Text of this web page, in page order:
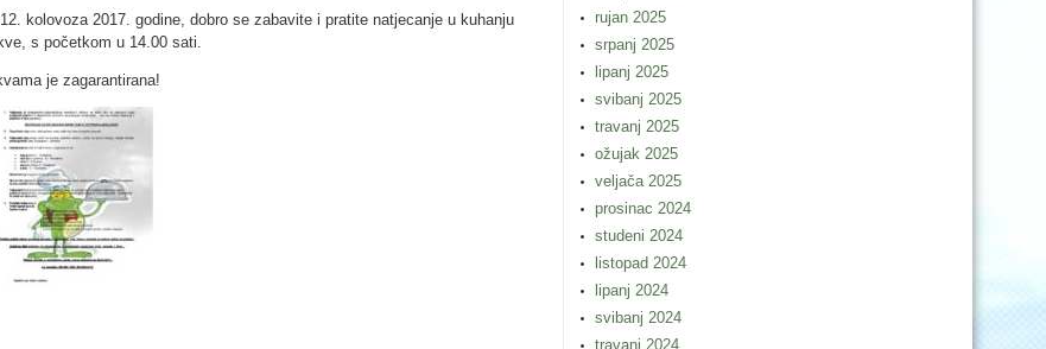
kolovoza 2017. godine, dobro se zabavite i pratite natjecanje u kuhanju
s početkom u 14.00 sati.
je zagarantirana!
rujan 2025
srpanj 2025
lipanj 2025
svibanj 2025
travanj 2025
ožujak 2025
veljača 2025
prosinac 2024
studeni 2024
listopad 2024
lipanj 2024
svibanj 2024
travanj 2024